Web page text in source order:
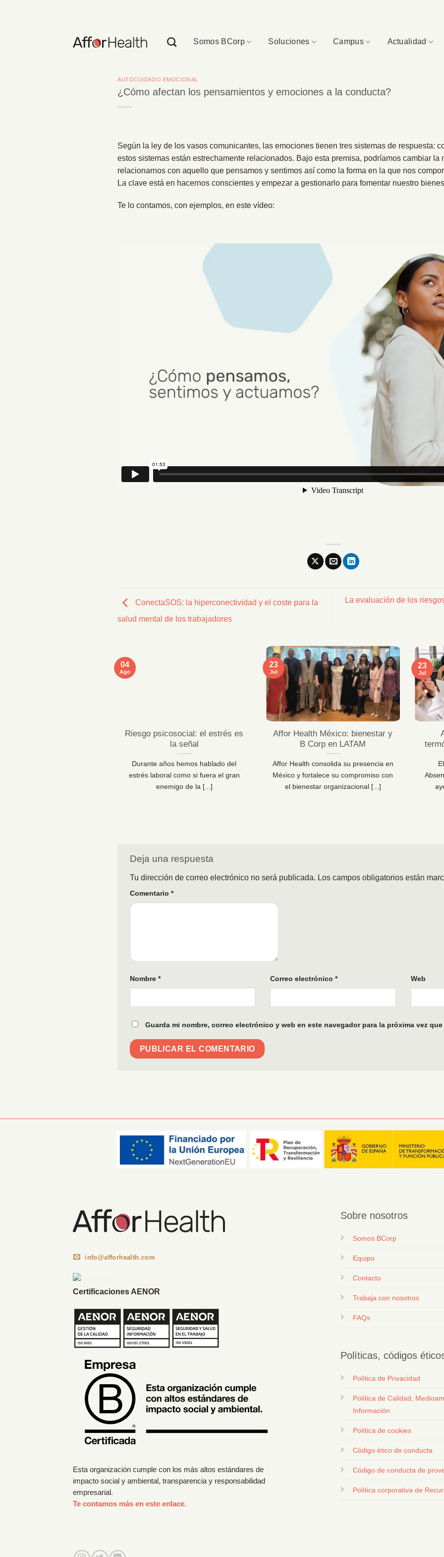
Somos BCorp
Soluciones Campus Actualidad
AUTOCUIDADO EMOCIONAL
¿Cómo afectan los pensamientos y emociones a la conducta?
Según la ley de los vasos comunicantes, las emociones tienen tres sistemas de respuesta:
estos sistemas están estrechamente relacionados. Bajo esta premisa, podríamos cambiar la
relacionarnos con aquello que pensamos y sentimos así como la forma en la que nos
La clave está en hacernos conscientes y empezar a gestionarlo para fomentar nuestro
Te lo contamos, con ejemplos, en este vídeo:
ConectaSOS: la hiperconectividad y el coste para la
salud mental de los trabajadores
La evaluación de los
Riesgo psicosocial: el estrés es
la señal
Durante años hemos hablado del
estrés laboral como si fuera el gran
enemigo de la [...]
04
Ago
Affor Health México: bienestar y
B Corp en LATAM
Affor Health consolida su presencia en
México y fortalece su compromiso con
el bienestar organizacional [...]
23
Jul
23
Jul
Deja una respuesta
Tu dirección de correo electrónico no será publicada. Los campos obligatorios están
Comentario *
Nombre * Correo electrónico* Web
Guarda mi nombre, correo electrónico y web en este navegador para la próxima vez que
info@afforhealth.com
Certificaciones AENOR
Esta organización cumple con los más altos estándares de
impacto social y ambiental, transparencia y responsabilidad
empresarial.
Te contamos más en este enlace.
Sobre nosotros
Somos BCorp
Equipo
Contacto
Trabaja con nosotros
FAQs
Políticas, códigos
Política de Privacidad
Política de Calidad,
Información
Política de cookies
Código ético de conducta
Código de conducta de
Política corporativa de